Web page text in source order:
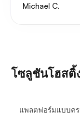
Michael C.
โซลูชันโฮสติ้
แพลตฟอร์มแบบค